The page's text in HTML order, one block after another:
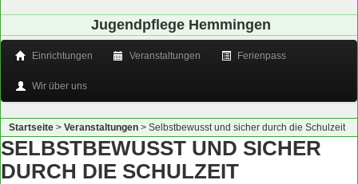
Jugendpflege Hemmingen
Einrichtungen Veranstaltungen Ferienpass
Wir über uns
Startseite > Veranstaltungen > Selbstbewusst und sicher durch die Schulzeit
SELBSTBEWUSST UND SICHER
DURCH DIE SCHULZEIT